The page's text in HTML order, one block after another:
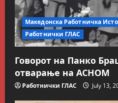
Македонска Работничка
Работнички ГЛАС
Говорот на Панко
отварање на АСНОМ
Работнички ГЛАС July 13,